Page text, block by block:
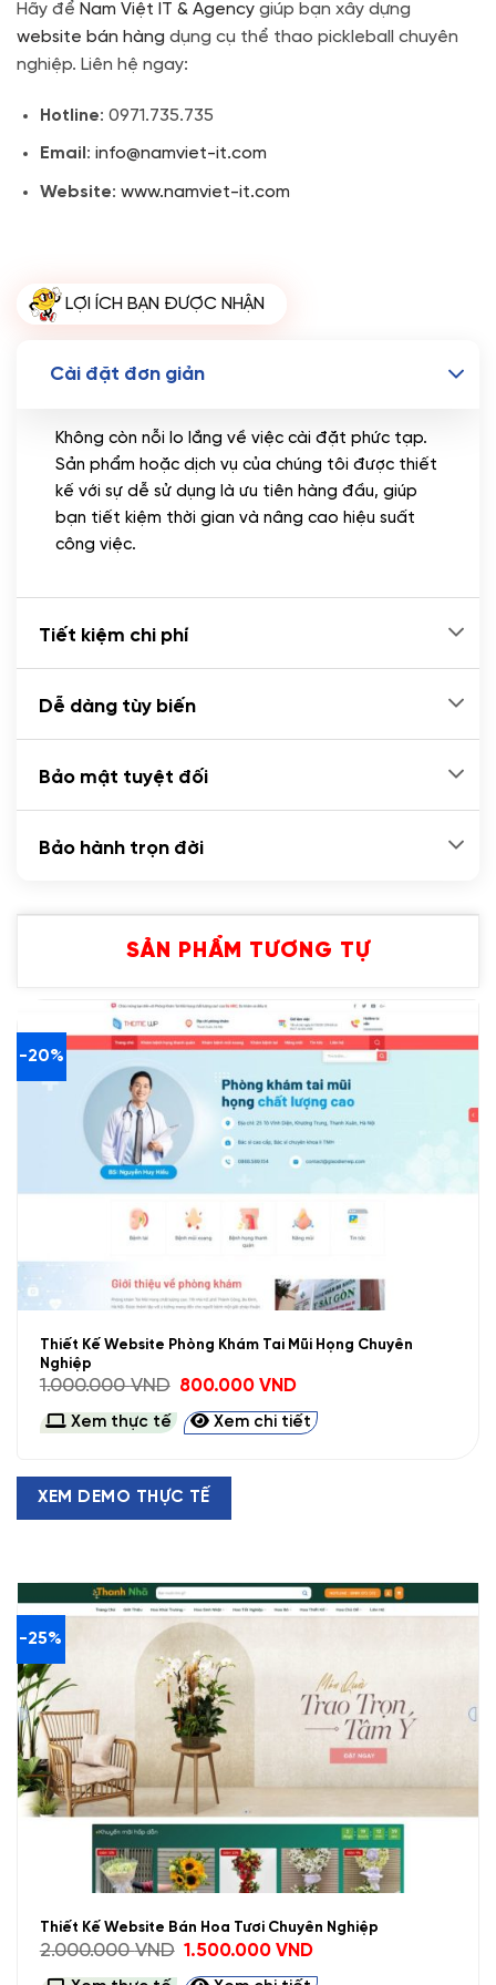
Hãy để Nam Việt IT & Agency giúp bạn xây dựng
website bán hàng dụng cụ thể thao pickleball chuyên
nghiệp. Liên hệ ngay:
Hotline: 0971.735.735
Email : info@namviet-it.com
Website: www.namviet-it.com
LỢI ÍCH BẠN ĐƯỢC NHẬN
Cài đặt đơn giản
Không còn nỗi lo lắng về việc cài đặt phức tạp.
Sản phẩm hoặc dịch vụ của chúng tôi được thiết
kế với sự dễ sử dụng là ưu tiên hàng đầu, giúp
bạn tiết kiệm thời gian và nâng cao hiệu suất
công việc.
Tiết kiệm chi phí
Dễ dàng tùy biến
Bảo mật tuyệt đối
Bảo hành trọn đời
SẢN PHẨM TƯƠNG TỰ
-20%
Thiết Kế Website Phòng Khám Tai Mũi Họng Chuyên
Nghiệp
1.000.000VND
Giá
gốc
là:
1.000.000 VND.
800.000VNDGiá
tại
là:
800.000 VND.
Xem thực tế Xem chi tiết
XEM DEMO THỰC TẾ
-25%
Thiết Kế Website Bán Hoa Tươi Chuyên Nghiệp
2.000.000VND Giá
gốc
là:
1.500.000VNDGiá
tại